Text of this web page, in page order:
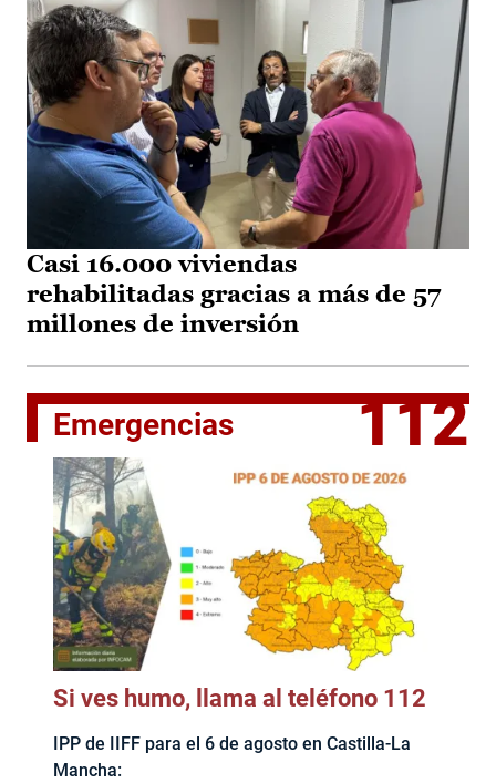
Casi 16.000 viviendas
rehabilitadas gracias a más de 57
millones de inversión
Emergencias 112
Si ves humo, llama al teléfono 112
IPP de IIFF para el 6 de agosto en Castilla-La
Mancha: